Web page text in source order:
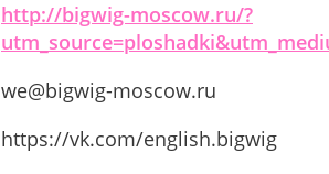
http://bigwig-moscow.ru/?
we@bigwig-moscow.ru
https://vk.com/english.bigwig